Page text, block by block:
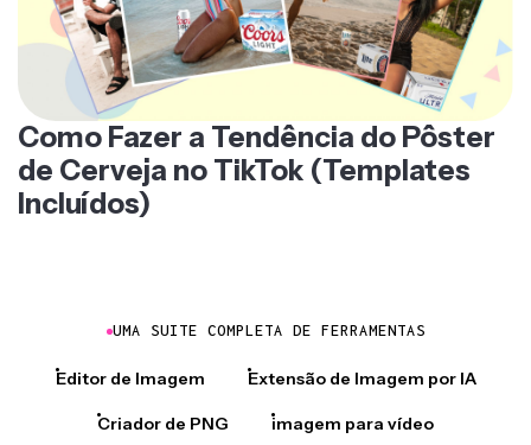
Como Fazer a Tendência do Pôster
de Cerveja no TikTok (Templates
Incluídos)
UMA SUITE COMPLETA DE FERRAMENTAS
Editor de Imagem Extensão de Imagem por IA
Criador de PNG imagem para vídeo